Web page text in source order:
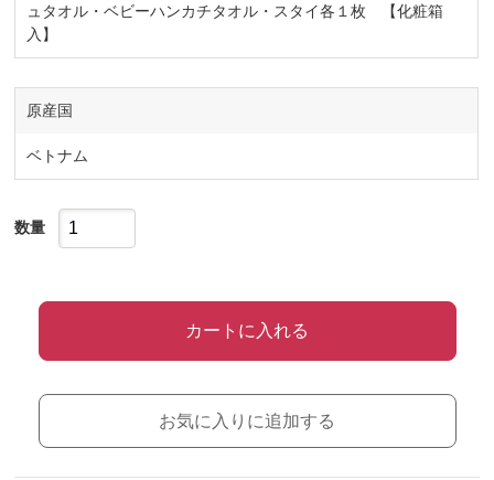
ュタオル・ベビーハンカチタオル・スタイ各１枚 【化粧箱
入】
原産国
ベトナム
数量
カートに入れる
お気に入りに追加する